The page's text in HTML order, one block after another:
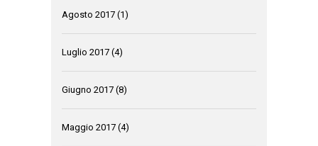
Agosto 2017 (1)
Luglio 2017 (4)
Giugno 2017 (8)
Maggio 2017 (4)